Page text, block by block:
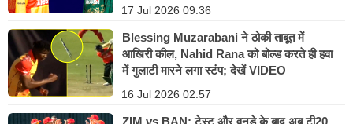
17 Jul 2026 09:36
Blessing Muzarabani ने ठोकी ताबूत में
आखिरी कील, Nahid Rana को बोल्ड करते ही हवा
में गुलाटी मारने लगा स्टंप; देखें VIDEO
16 Jul 2026 02:57
ZIM vs BAN: टेस्ट और वनडे के बाद अब टी20